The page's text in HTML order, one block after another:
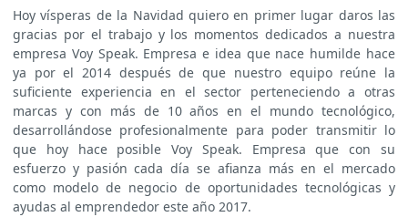
Hoy vísperas de la Navidad quiero en primer lugar daros las
gracias por el trabajo y los momentos dedicados a nuestra
empresa Voy Speak. Empresa e idea que nace humilde hace
ya por el 2014 después de que nuestro equipo reúne la
suficiente experiencia en el sector perteneciendo a otras
marcas y con más de 10 años en el mundo tecnológico,
desarrollándose profesionalmente para poder transmitir lo
que hoy hace posible Voy Speak. Empresa que con su
esfuerzo y pasión cada día se afianza más en el mercado
como modelo de negocio de oportunidades tecnológicas y
ayudas al emprendedor este año 2017.